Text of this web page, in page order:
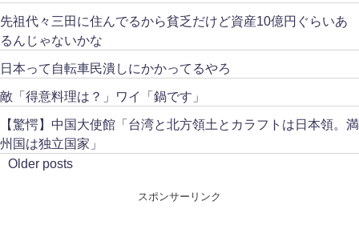
先祖代々三田に住んでるから貧乏だけど資産10億円ぐらいあ
るんじゃないかな
日本って自転車民潰しにかかってるやろ
敵「得意料理は？」ワイ「鍋です」
【驚愕】中国大使館「台湾と北方領土とカラフトは日本領。満
州国は独立国家」
Older posts
スポンサーリンク